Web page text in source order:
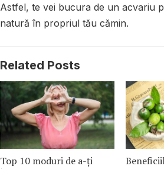
Astfel, te vei bucura de un acvariu
natură în propriul tău cămin.
Related Posts
Top 10 moduri de a-ți